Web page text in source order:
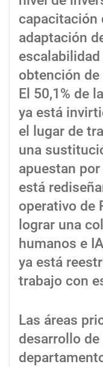
capacitación
adaptación
obtención
El 50,1% de
ya está
el lugar de
una
apuestan
está
operativo de
lograr una
humanos e
ya está
trabajo con
Las áreas
desarrollo